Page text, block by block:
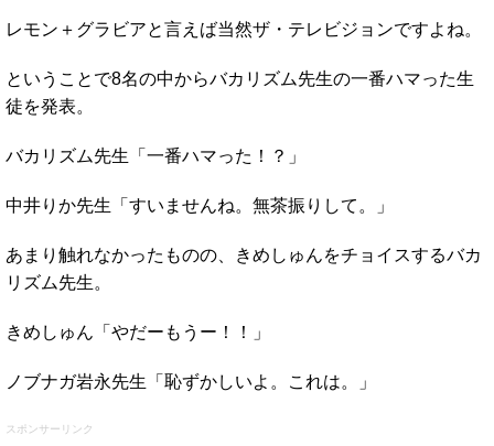
レモン＋グラビアと言えば当然ザ・テレビジョンですよね。
ということで8名の中からバカリズム先生の一番ハマった生
徒を発表。
バカリズム先生「一番ハマった！？」
中井りか先生「すいませんね。無茶振りして。」
あまり触れなかったものの、きめしゅんをチョイスするバカ
リズム先生。
きめしゅん「やだーもうー！！」
ノブナガ岩永先生「恥ずかしいよ。これは。」
スポンサーリンク